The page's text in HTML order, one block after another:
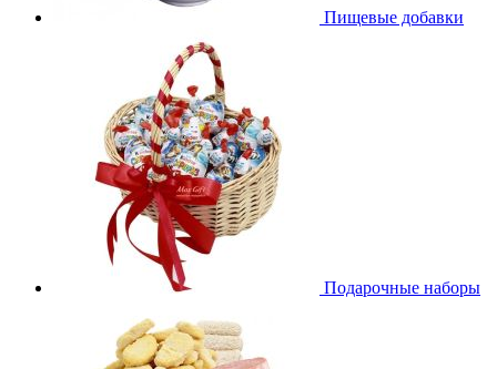
Пищевые добавки
Подарочные наборы